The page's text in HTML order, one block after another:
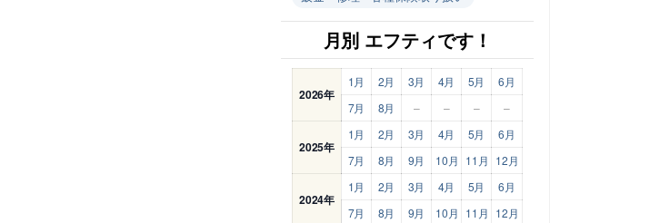
月別 エフティです！
2026年
1月 2月 3月 4月 5月
6月
7月
8月 – – – –
2025年
1月 2月 3月 4月 5月
6月
7月
8月 9月 10月 11月 12月
2024年
1月 2月 3月 4月 5月
6月
7月
8月 9月 10月 11月 12月